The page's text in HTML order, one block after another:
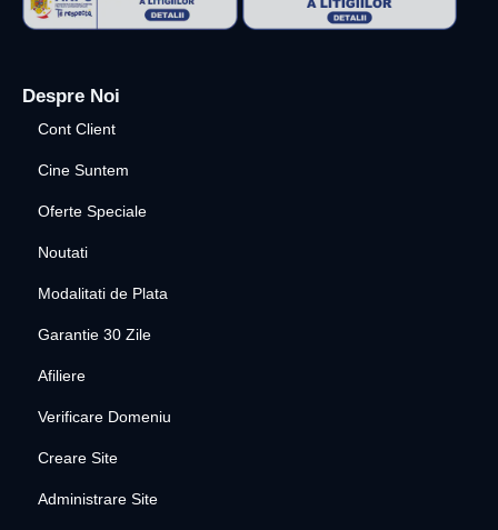
Despre Noi
Cont Client
Cine Suntem
Oferte Speciale
Noutati
Modalitati de Plata
Garantie 30 Zile
Afiliere
Verificare Domeniu
Creare Site
Administrare Site